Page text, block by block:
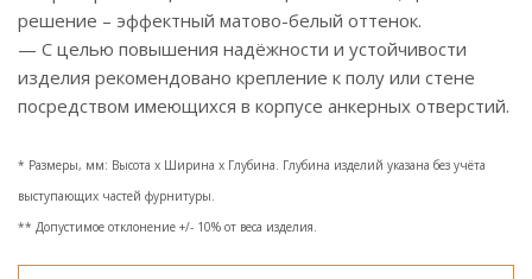
решение – эффектный матово-белый оттенок.
— С целью повышения надёжности и устойчивости
изделия рекомендовано крепление к полу или стене
посредством имеющихся в корпусе анкерных отверстий.
* Размеры, мм: Высота x Ширина x Глубина. Глубина изделий указана без учёта
выступающих частей фурнитуры.
** Допустимое отклонение +/- 10% от веса изделия.